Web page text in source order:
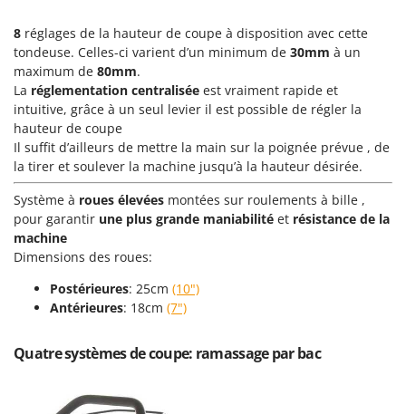
Ompagrill
Ooni
Oriental Koshin
Outdoorchef
P
Palazzetti
Palumbo Pavi
Partisani
Paterlini
Philips
Pramac
Prismafood
R.G.V.
8 réglages de la hauteur de coupe à disposition avec cette
tondeuse. Celles-ci varient d’un minimum de 30mm à un
maximum de 80mm.
La réglementation centralisée est vraiment rapide et
intuitive, grâce à un seul levier il est possible de régler la
hauteur de coupe
Il suffit d’ailleurs de mettre la main sur la poignée prévue , de
la tirer et soulever la machine jusqu’à la hauteur désirée.
Système à roues élevées montées sur roulements à bille ,
pour garantir une plus grande maniabilité et résistance de la
machine
Dimensions des roues:
Postérieures: 25cm (10")
Antérieures: 18cm (7")
Quatre systèmes de coupe: ramassage par bac